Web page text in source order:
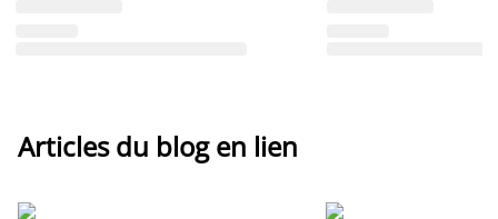
Articles du blog en lien